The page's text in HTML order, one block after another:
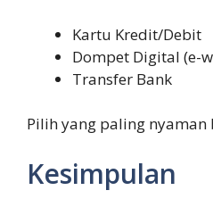
Kartu Kredit/Debit
Dompet Digital (e-
Transfer Bank
Pilih yang paling nyaman
Kesimpulan